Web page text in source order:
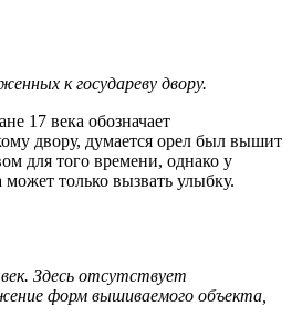
к государеву двору.
17 века обозначает
двору, думается орел был вышит
для того времени, однако у
только вызвать улыбку.
Здесь отсутствует
форм вышиваемого объекта,